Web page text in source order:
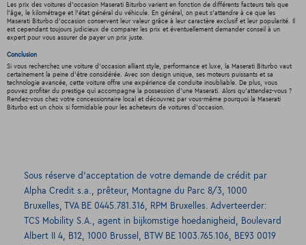
Les prix des voitures d'occasion Maserati Biturbo varient en fonction de différents facteurs tels que
l'âge, le kilométrage et l'état général du véhicule. En général, on peut s'attendre à ce que les
Maserati Biturbo d'occasion conservent leur valeur grâce à leur caractère exclusif et leur popularité. Il
est cependant toujours judicieux de comparer les prix et éventuellement demander conseil à un
expert pour vous assurer de payer un prix juste.
Conclusion
Si vous recherchez une voiture d'occasion alliant style, performance et luxe, la Maserati Biturbo vaut
certainement la peine d'être considérée. Avec son design unique, ses moteurs puissants et sa
technologie avancée, cette voiture offre une expérience de conduite inoubliable. De plus, vous
pouvez profiter du prestige qui accompagne la possession d'une Maserati. Alors qu'attendez-vous ?
Rendez-vous chez votre concessionnaire local et découvrez par vous-même pourquoi la Maserati
Biturbo est un choix si formidable pour les acheteurs de voitures d'occasion.
Sous réserve d’acceptation de votre demande de crédit par
Alpha Credit s.a., prêteur, Montagne du Parc 8/3, 1000
Bruxelles, TVA BE 0445.781.316, RPM Bruxelles. Adverteerder:
TCS Mobility S.A., agent in bijkomstige hoedanigheid, Boulevard
Albert II 4, B12, 1000 Brussel, BTW BE 1003.765.106, BE93 0019